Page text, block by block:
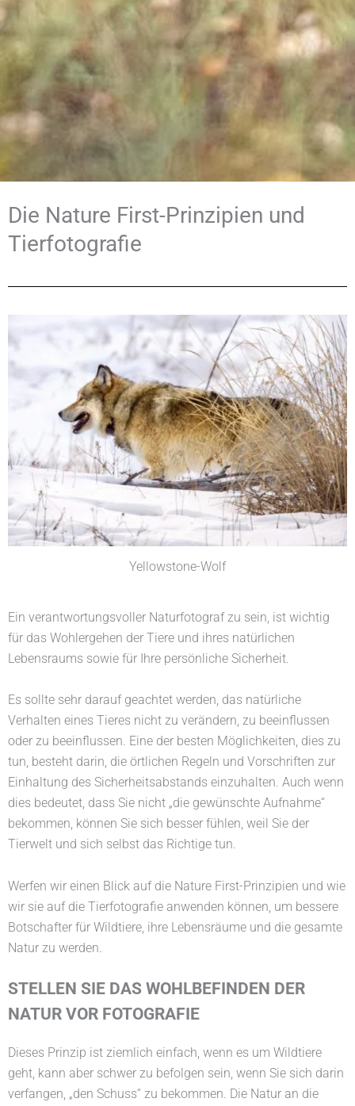
Die Nature First-Prinzipien und
Tierfotografie
Yellowstone-Wolf
Ein verantwortungsvoller Naturfotograf zu sein, ist wichtig
für das Wohlergehen der Tiere und ihres natürlichen
Lebensraums sowie für Ihre persönliche Sicherheit.
Es sollte sehr darauf geachtet werden, das natürliche
Verhalten eines Tieres nicht zu verändern, zu beeinflussen
oder zu beeinflussen. Eine der besten Möglichkeiten, dies zu
tun, besteht darin, die örtlichen Regeln und Vorschriften zur
Einhaltung des Sicherheitsabstands einzuhalten. Auch wenn
dies bedeutet, dass Sie nicht „die gewünschte Aufnahme“
bekommen, können Sie sich besser fühlen, weil Sie der
Tierwelt und sich selbst das Richtige tun.
Werfen wir einen Blick auf die Nature First-Prinzipien und wie
wir sie auf die Tierfotografie anwenden können, um bessere
Botschafter für Wildtiere, ihre Lebensräume und die gesamte
Natur zu werden.
STELLEN SIE DAS WOHLBEFINDEN DER
NATUR VOR FOTOGRAFIE
Dieses Prinzip ist ziemlich einfach, wenn es um Wildtiere
geht, kann aber schwer zu befolgen sein, wenn Sie sich darin
verfangen, „den Schuss“ zu bekommen. Die Natur an die